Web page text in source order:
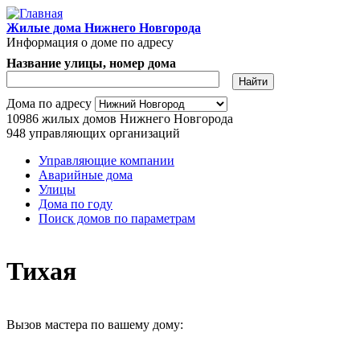
Перейти к основному содержанию
Жилые дома Нижнего Новгорода
Информация о доме по адресу
Адрес дома
Название улицы, номер дома
Дома по адресу
10986 жилых домов Нижнего Новгорода
948 управляющих организаций
Главное меню
Управляющие компании
Аварийные дома
Улицы
Дома по году
Поиск домов по параметрам
Тихая
Вызов мастера по вашему дому: